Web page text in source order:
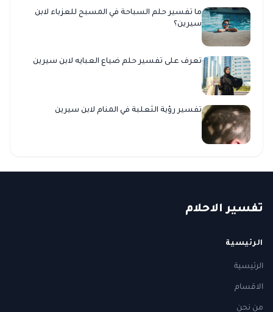
ما تفسير حلم السباحة في المسبح للعزباء لابن
سيرين؟
تعرف على تفسير حلم ضياع العبايه لابن سيرين
تفسير رؤية الثعلبة في المنام لابن سيرين
تفسير الاحلام
الرئيسية
الرئيسية
الاقسام
من نحن